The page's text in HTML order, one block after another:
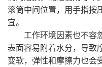
滚筒中间位置，用手指按
宜。
工作环境因素也不容忽
表面容易附着水分，导致
变软，弹性和摩擦力也会